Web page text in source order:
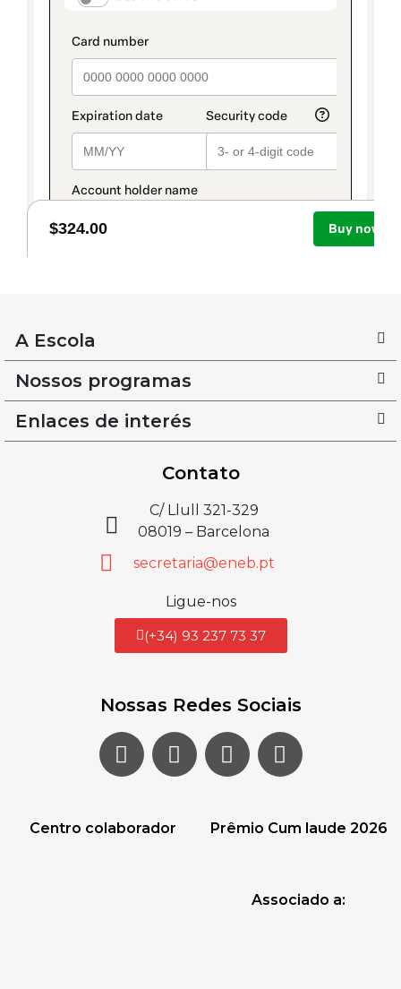
A Escola
Nossos programas
Enlaces de interés
Contato
C/ Llull 321-329
08019 – Barcelona
secretaria@eneb.pt
Ligue-nos
(+34) 93 237 73 37
Nossas Redes Sociais
Centro colaborador Prêmio Cum laude 2026
Associado a: